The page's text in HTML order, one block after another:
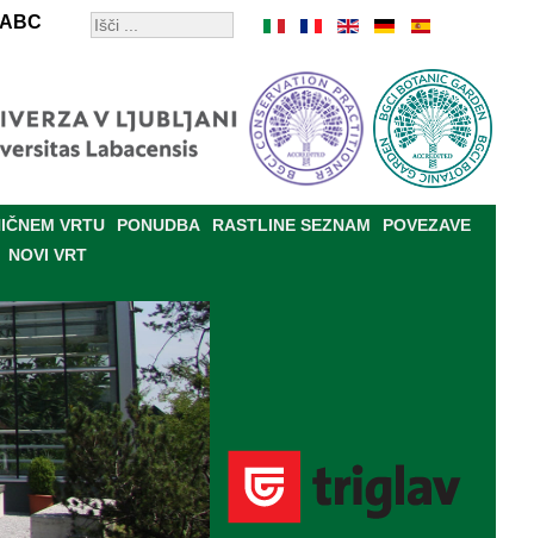
ABC
VRTU PONUDBA RASTLINE SEZNAM
POVEZAVE
NOVI VRT